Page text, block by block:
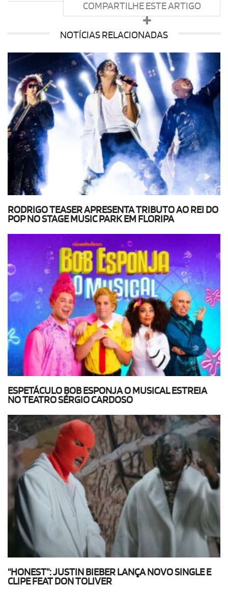
COMPARTILHE ESTE ARTIGO
NOTÍCIAS RELACIONADAS
RODRIGO TEASER APRESENTA TRIBUTO AO REI DO
POP NO STAGE MUSIC PARK EM FLORIPA
ESPETÁCULO BOB ESPONJA O MUSICAL ESTREIA
NO TEATRO SÉRGIO CARDOSO
“HONEST”: JUSTIN BIEBER LANÇA NOVO SINGLE E
CLIPE FEAT DON TOLIVER